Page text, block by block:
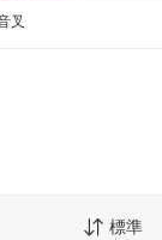
叉
標準